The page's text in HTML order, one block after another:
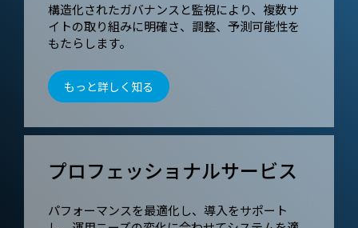
構造化されたガバナンスと監視により、複数サ
イトの取り組みに明確さ、調整、予測可能性を
もたらします。
もっと詳しく知る
プロフェッショナルサービス
パフォーマンスを最適化し、導入をサポート